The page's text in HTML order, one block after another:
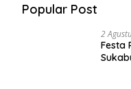
Popular Post
2
Festa